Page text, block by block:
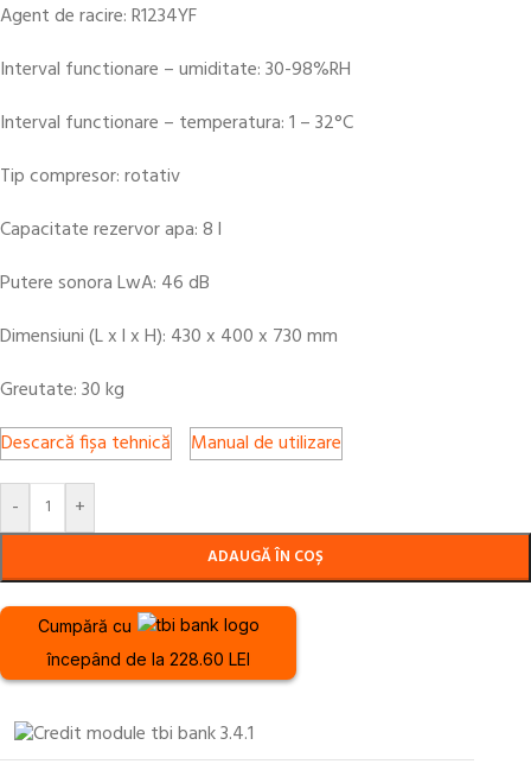
Agent de racire: R1234YF
Interval functionare – umiditate: 30-98%RH
Interval functionare – temperatura: 1 – 32°C
Tip compresor: rotativ
Capacitate rezervor apa: 8 l
Putere sonora LwA: 46 dB
Dimensiuni (L x l x H): 430 x 400 x 730 mm
Greutate: 30 kg
Descarcă fișa tehnică
Manual de utilizare
- +
ADAUGĂ ÎN COȘ
Cumpără cu
începând de la 228.60 LEI